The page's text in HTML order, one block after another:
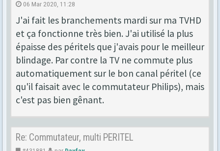
06 Mar 2020, 11:28
J'ai fait les branchements mardi sur ma TVHD
et ça fonctionne très bien. J'ai utilisé la plus
épaisse des péritels que j'avais pour le meilleur
blindage. Par contre la TV ne commute plus
automatiquement sur le bon canal péritel (ce
qu'il faisait avec le commutateur Philips), mais
c'est pas bien gênant.
Re: Commutateur, multi PERITEL